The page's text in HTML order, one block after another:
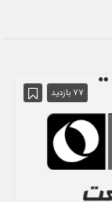
77 بازدید